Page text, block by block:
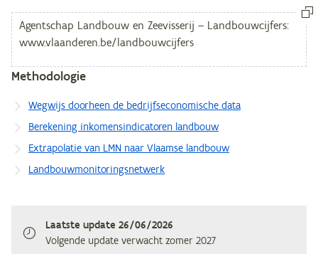
Methodologie
Wegwijs doorheen de bedrijfseconomische data
Berekening inkomensindicatoren landbouw
Extrapolatie van LMN naar Vlaamse landbouw
Landbouwmonitoringsnetwerk
Laatste update 26/06/2026
Volgende update verwachtzomer 2027